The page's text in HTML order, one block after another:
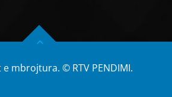
mbrojtura. © RTV PENDIMI.